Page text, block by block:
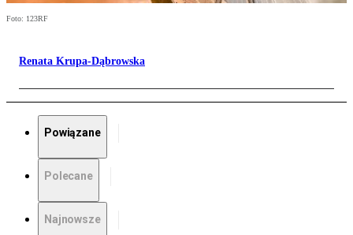
Foto: 123RF
Renata Krupa-Dąbrowska
Powiązane
Polecane
Najnowsze